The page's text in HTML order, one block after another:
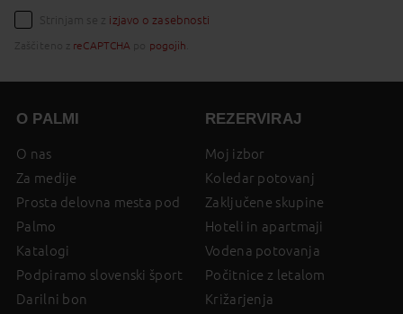
Strinjam se z izjavo o zasebnosti
Zaščiteno z reCAPTCHA pogojih
O PALMI
O nas
Za medije
Prosta delovna mesta pod
Palmo
Katalogi
Podpiramo slovenski šport
Darilni bon
REZERVIRAJ
Moj izbor
Koledar potovanj
Zaključene skupine
Hoteli in apartmaji
Vodena potovanja
Počitnice z letalom
Križarjenja